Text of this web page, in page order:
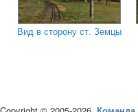
Вид в сторону ст. Земцы